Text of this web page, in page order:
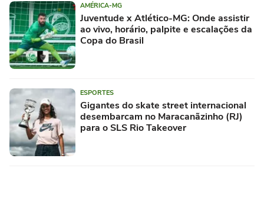
AMÉRICA-MG
Juventude x Atlético-MG: Onde assistir
ao vivo, horário, palpite e escalações da
Copa do Brasil
ESPORTES
Gigantes do skate street internacional
desembarcam no Maracanãzinho (RJ)
para o SLS Rio Takeover